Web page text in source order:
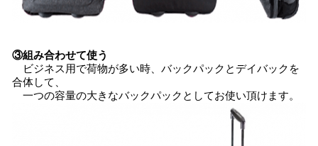
③組み合わせて使う
ビジネス用で荷物が多い時、バックパックとデイバックを
合体して、
一つの容量の大きなバックパックとしてお使い頂けます。